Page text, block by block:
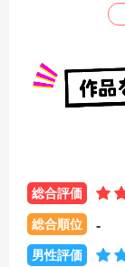
総合評価
総合順位 -
男性評価